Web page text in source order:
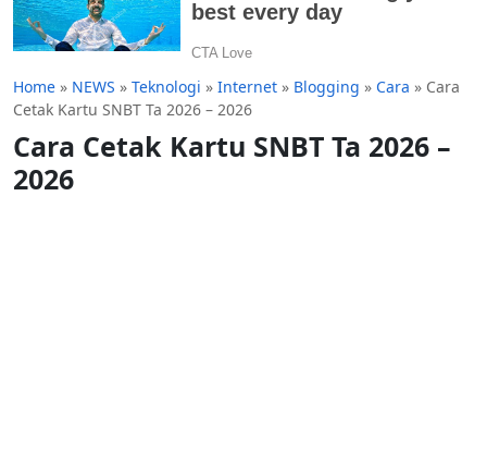
Home » NEWS » Teknologi » Internet » Blogging » Cara » Cara
Cetak Kartu SNBT Ta 2026 – 2026
Cara Cetak Kartu SNBT Ta 2026 –
2026